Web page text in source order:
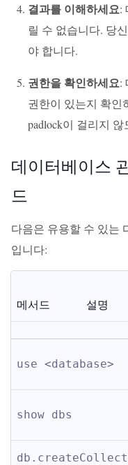
결과를 이해하세요:
릴 수 없습니다. 당
야 합니다.
권한을 확인하세요:
권한이 있는지 확인
padlock이 걸리지
데이터베이스
드
다음은 유용할 수 있는
입니다:
메서드 설명
use <database>
show dbs